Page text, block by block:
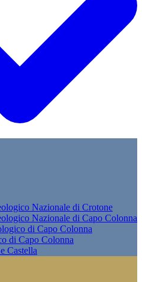
Nazionale di Crotone
Nazionale di Capo Colonna
di Capo Colonna
di Capo Colonna
Castella